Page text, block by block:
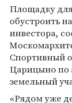
Площадку
обустроить
инвестора,
Спортивный
Царицыно по
земельный
«Рядом уже